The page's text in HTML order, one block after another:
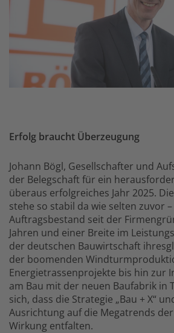
Erfolg braucht Überzeugung
Johann Bögl, Gesellschafter und
der Belegschaft für ein
überaus erfolgreiches Jahr 2025.
stehe so stabil da wie selten zuvor
Auftragsbestand seit der
Jahren und einer Breite im
der deutschen Bauwirtschaft
der boomenden
Energietrassenprojekte bis hin zur
am Bau mit der neuen Baufabrik in
sich, dass die Strategie „Bau + X“
Ausrichtung auf die Megatrends
Wirkung entfalten.